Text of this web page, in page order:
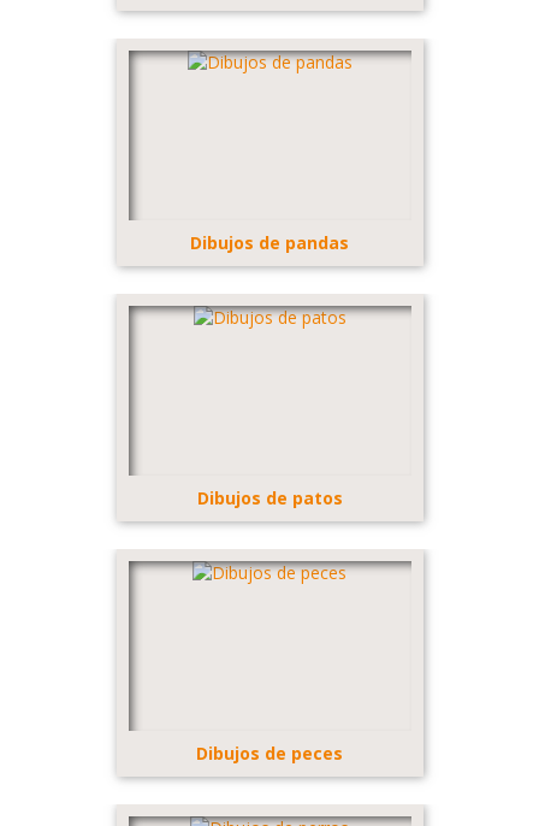
Dibujos de pandas
Dibujos de patos
Dibujos de peces